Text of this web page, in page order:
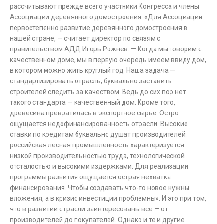
рассчитывают прежде всего участники Конгресса и члены
Ассоциации деревянного домостроения. «Для Ассоциации
первостепенно развитие деревянного домостроения в
нашей стране, — считает директор по связям с
правительством АДД Игорь Рожнев. — Когда мы говорим о
качественном доме, мы в первую очередь имеем ввиду дом,
в котором можно жить круглый год. Наша задача —
стандартизировать отрасль, буквально заставить
строителей следить за качеством. Ведь до сих пор нет
такого стандарта — качественный дом. Кроме того,
древесина превратилась в экспортное сырье. Остро
ощущается недофинансированность отрасли. Высокие
ставки по кредитам буквально душат производителей,
российская лесная промышленность характеризуется
низкой производительностью труда, технологической
отсталостью и высокими издержками. Для реализации
программы развития ощущается острая нехватка
финансирования. Чтобы создавать что-то новое нужны
вложения, а в кризис инвестиции проблемны». И это при том,
что в развитии отрасли заинтересованы все — от
производителей до покупателей. Однако и те и другие